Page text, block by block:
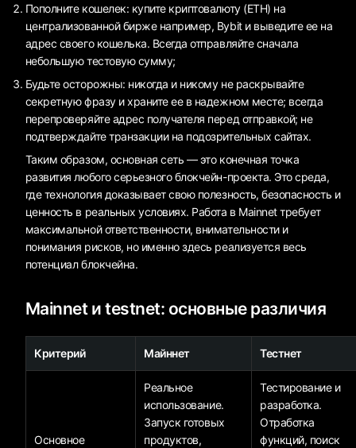
Пополните кошелек: купите криптовалюту (ETH) на
централизованной бирже например, Bybit и выведите ее на
адрес своего кошелька. Всегда отправляйте сначала
небольшую тестовую сумму;
Будьте осторожны: никогда и никому не раскрывайте
секретную фразу и храните ее в надежном месте; всегда
перепроверяйте адрес получателя перед отправкой; не
подтверждайте транзакции на подозрительных сайтах.
Таким образом, основная сеть — это конечная точка
развития любого серьезного блокчейн-проекта. Это среда,
где технология доказывает свою полезность, безопасность и
ценность в реальных условиях. Работа в Mainnet требует
максимальной ответственности, внимательности и
понимания рисков, но именно здесь реализуется весь
потенциал блокчейна.
Mainnet и testnet: основные различия
Критерий Майннет Тестнет
Основное
Реальное
использование.
Запуск готовых
продуктов,
Тестирование и
разработка.
Отработка
функций, поиск